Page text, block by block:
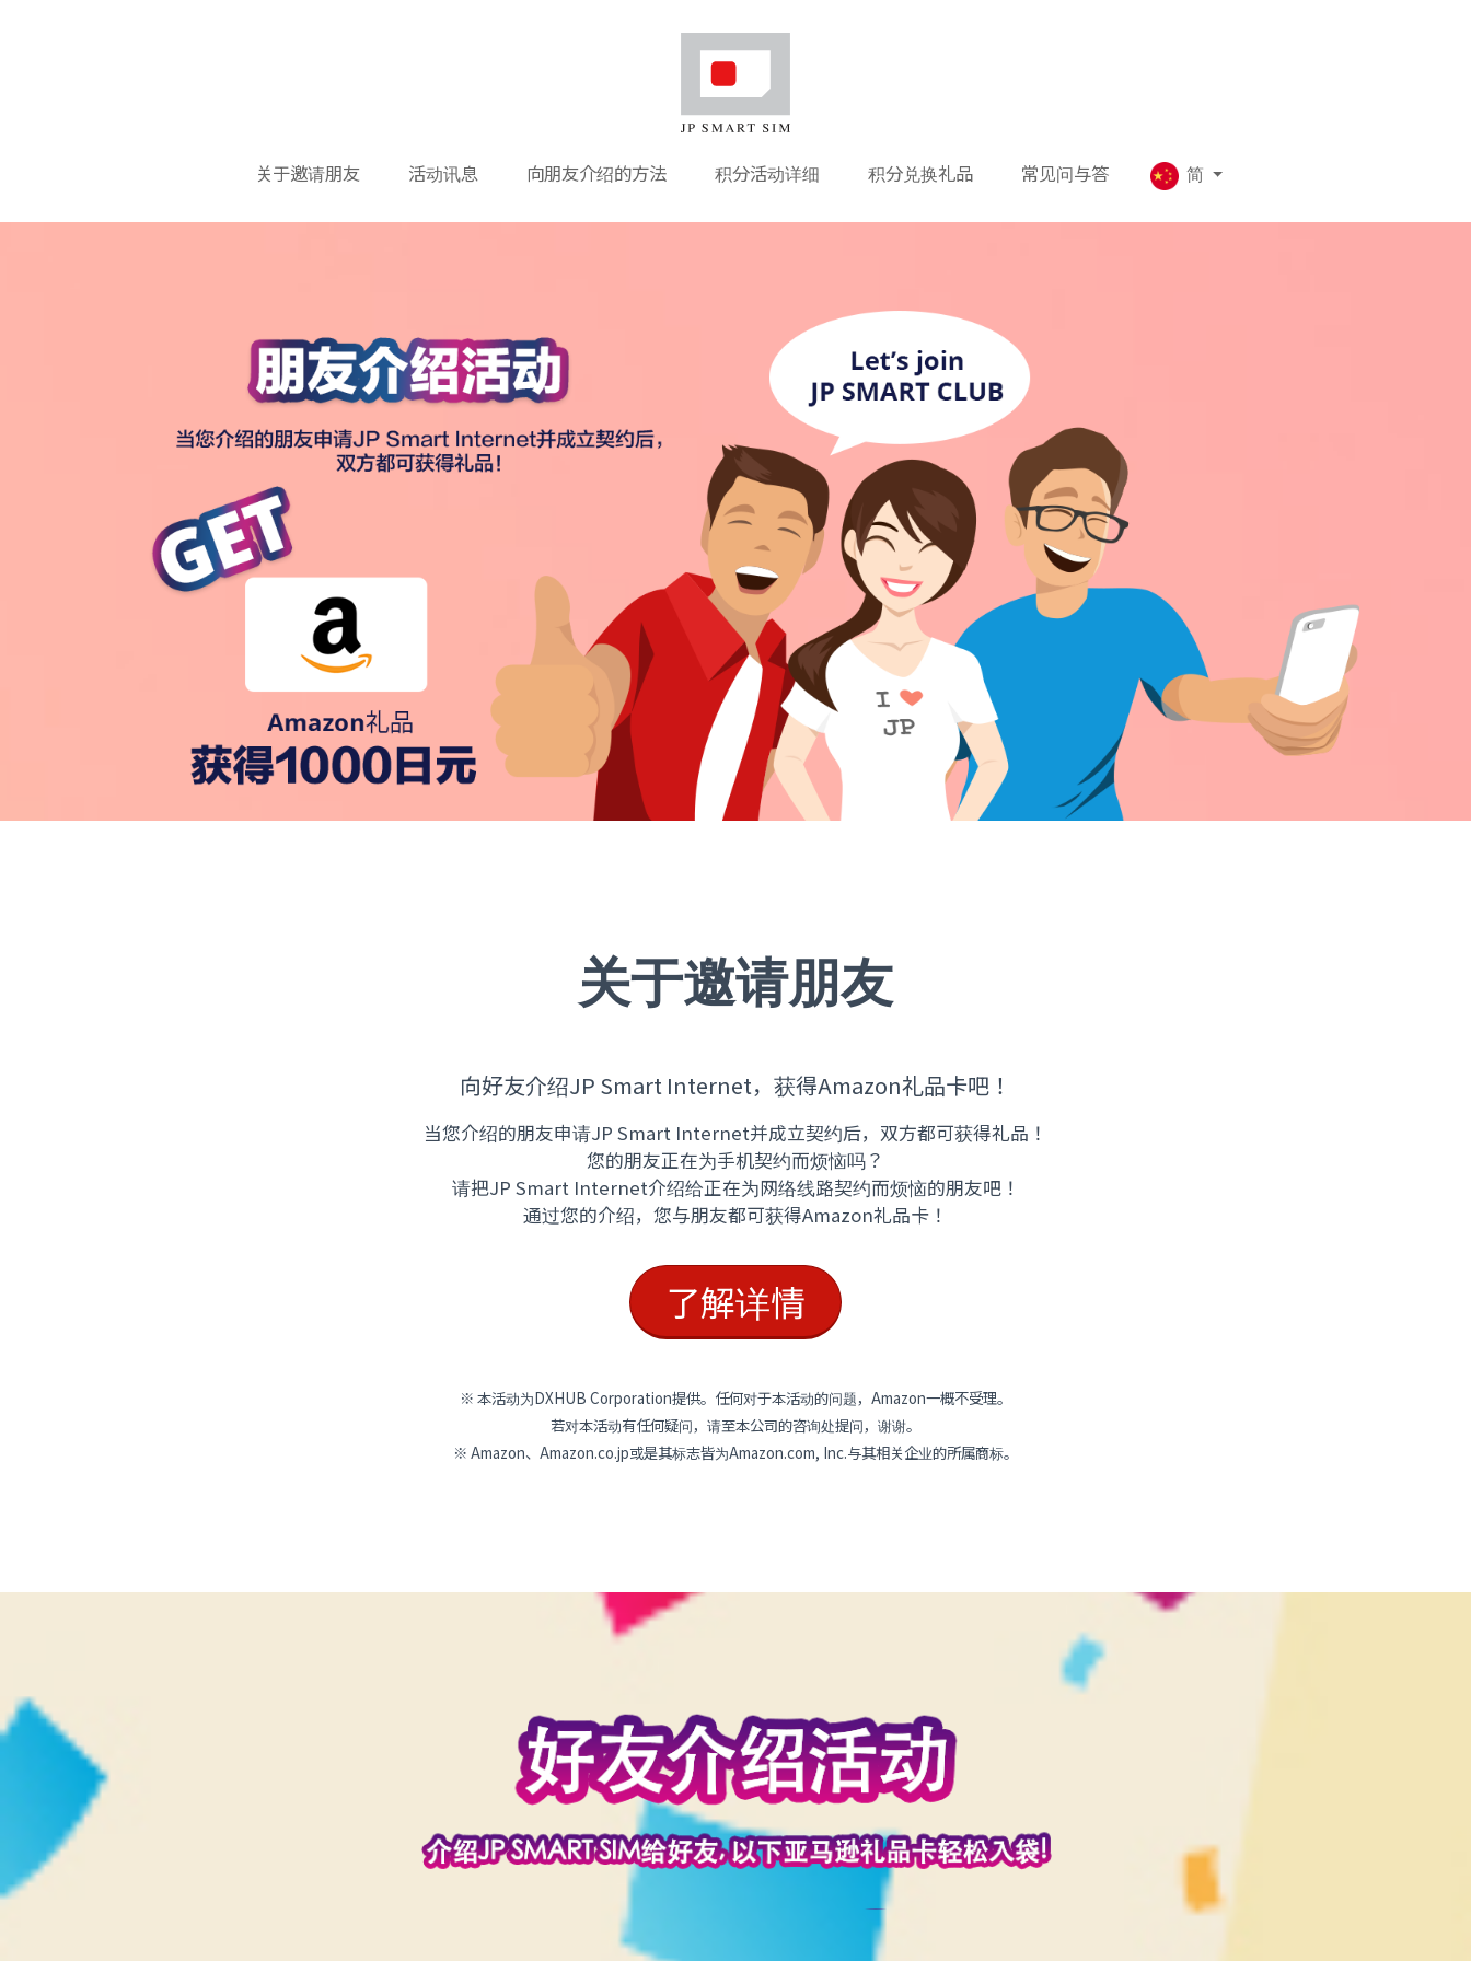
关于邀请朋友 活动讯息 向朋友介绍的方法 积分活动详细 积分兑换礼品 常见问与答 简
关于邀请朋友
向好友介绍JP Smart Internet，获得Amazon礼品卡吧！
当您介绍的朋友申请JP Smart Internet并成立契约后，双方都可获得礼品！
您的朋友正在为手机契约而烦恼吗？
请把JP Smart Internet介绍给正在为网络线路契约而烦恼的朋友吧！
通过您的介绍，您与朋友都可获得Amazon礼品卡！
了解详情
※ 本活动为DXHUB Corporation提供。任何对于本活动的问题，Amazon一概不受理。
若对本活动有任何疑问，请至本公司的咨询处提问，谢谢。
※ Amazon、Amazon.co.jp或是其标志皆为Amazon.com, Inc.与其相关企业的所属商标。